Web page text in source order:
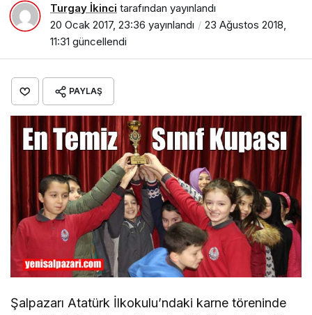
Turgay İkinci tarafından yayınlandı
20 Ocak 2017, 23:36 yayınlandı
23 Ağustos 2018,
11:31 güncellendi
PAYLAŞ
Şalpazarı Atatürk İlkokulu’ndaki karne töreninde